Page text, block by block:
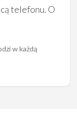
telefonu. O
w każdą